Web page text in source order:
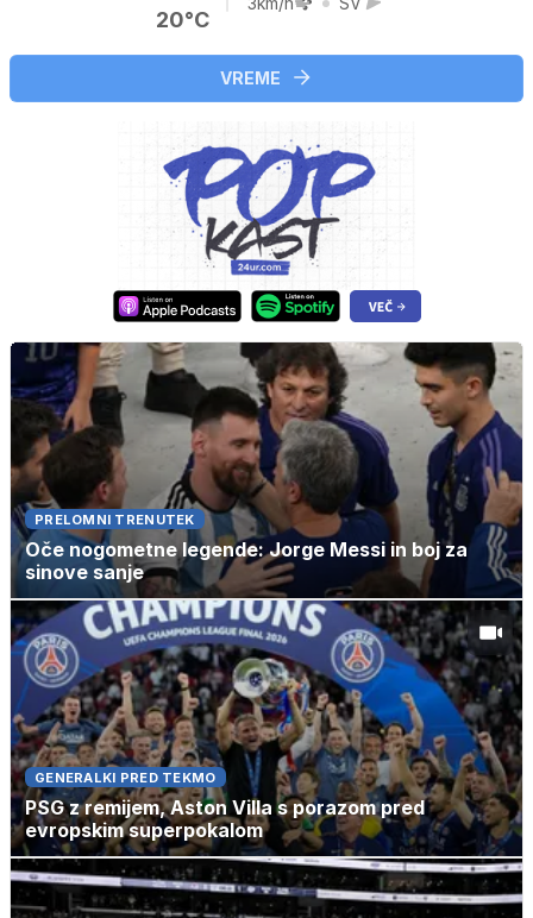
20°C
VREME
PRELOMNI TRENUTEK
Oče nogometne legende: Jorge Messi in boj za
sinove sanje
GENERALKI PRED TEKMO
PSG z remijem, Aston Villa s porazom pred
evropskim superpokalom